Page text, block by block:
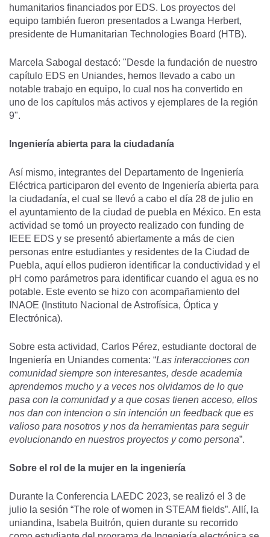
humanitarios financiados por EDS. Los proyectos del
equipo también fueron presentados a Lwanga Herbert,
presidente de Humanitarian Technologies Board (HTB).
Marcela Sabogal destacó: "Desde la fundación de nuestro
capítulo EDS en Uniandes, hemos llevado a cabo un
notable trabajo en equipo, lo cual nos ha convertido en
uno de los capítulos más activos y ejemplares de la región
9".
Ingeniería abierta para la ciudadanía
Así mismo, integrantes del Departamento de Ingeniería
Eléctrica participaron del evento de Ingeniería abierta para
la ciudadanía, el cual se llevó a cabo el día 28 de julio en
el ayuntamiento de la ciudad de puebla en México. En esta
actividad se tomó un proyecto realizado con funding de
IEEE EDS y se presentó abiertamente a más de cien
personas entre estudiantes y residentes de la Ciudad de
Puebla, aquí ellos pudieron identificar la conductividad y el
pH como parámetros para identificar cuando el agua es no
potable. Este evento se hizo con acompañamiento del
INAOE (Instituto Nacional de Astrofísica, Óptica y
Electrónica).
Sobre esta actividad, Carlos Pérez, estudiante doctoral de
Ingeniería en Uniandes comenta: “Las interacciones con
comunidad siempre son interesantes, desde academia
aprendemos mucho y a veces nos olvidamos de lo que
pasa con la comunidad y a que cosas tienen acceso, ellos
nos dan con intencion o sin intención un feedback que es
valioso para nosotros y nos da herramientas para seguir
evolucionando en nuestros proyectos y como persona”.
Sobre el rol de la mujer en la ingeniería
Durante la Conferencia LAEDC 2023, se realizó el 3 de
julio la sesión “The role of women in STEAM fields”. Allí, la
uniandina, Isabela Buitrón, quien durante su recorrido